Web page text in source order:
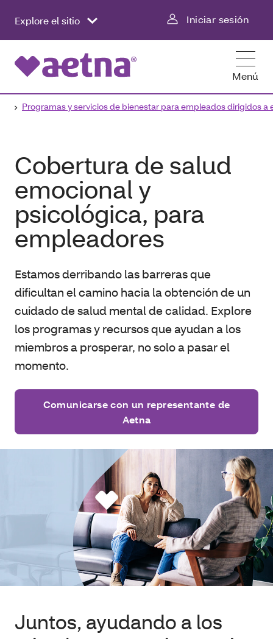
Explore el sitio Iniciar sesión
Menú
Programas y servicios de bienestar para empleados dirigidos a
Cobertura de salud
emocional y
psicológica, para
empleadores
Estamos derribando las barreras que
dificultan el camino hacia la obtención de un
cuidado de salud mental de calidad. Explore
los programas y recursos que ayudan a los
miembros a prosperar, no solo a pasar el
momento.
Comunicarse con un representante de
Aetna
Juntos, ayudando a los